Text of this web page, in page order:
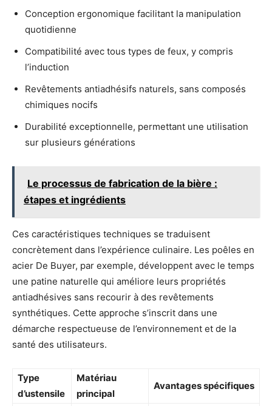
Conception ergonomique facilitant la manipulation
quotidienne
Compatibilité avec tous types de feux, y compris
l’induction
Revêtements antiadhésifs naturels, sans composés
chimiques nocifs
Durabilité exceptionnelle, permettant une utilisation
sur plusieurs générations
Le processus de fabrication de la bière :
étapes et ingrédients
Ces caractéristiques techniques se traduisent
concrètement dans l’expérience culinaire. Les poêles en
acier De Buyer, par exemple, développent avec le temps
une patine naturelle qui améliore leurs propriétés
antiadhésives sans recourir à des revêtements
synthétiques. Cette approche s’inscrit dans une
démarche respectueuse de l’environnement et de la
santé des utilisateurs.
Type
d’ustensile
Matériau
principal
Avantages spécifiques